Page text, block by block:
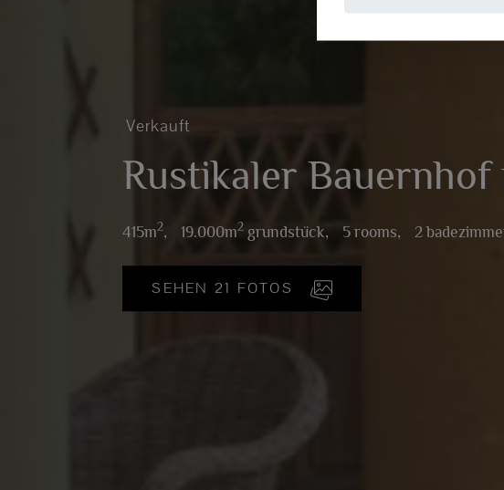
Verkauft
Rustikaler Bauernhof
415m2, 19.000m2 grundstück, 5 rooms, 2
SEHEN 21 FOTOS